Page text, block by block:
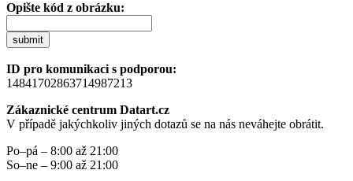
Opište kód z obrázku:
submit
ID pro komunikaci s podporou:
14841702863714987213
Zákaznické centrum Datart.cz
V případě jakýchkoliv jiných dotazů se na nás neváhejte obrátit.
Po–pá – 8:00 až 21:00
So–ne – 9:00 až 21:00